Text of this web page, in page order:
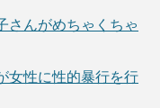
さんがめちゃくちゃ
女性に性的暴行を行